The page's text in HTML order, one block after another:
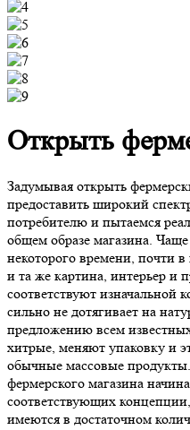
Открыть
Задумывая открыть
предоставить широкий
потребителю и пытаемся
общем образе магазина.
некоторого времени, почти
и та же картина, интерьер и
соответствуют изначальной
сильно не дотягивает на
предложению всем
хитрые, меняют упаковку и
обычные массовые
фермерского магазина
соответствующих
имеются в достаточном